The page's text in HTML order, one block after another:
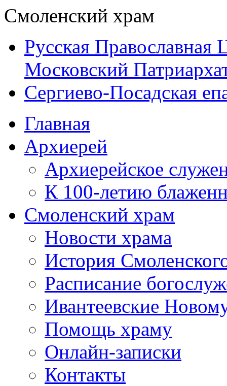
Смоленский храм
Русская Православная
Московский
Сергиево-Посадская
Главная
Архиерей
Архиерейское
К 100-летию
Смоленский храм
Новости храма
История
Расписание
Ивантеевские
Помощь храму
Онлайн-записки
Контакты